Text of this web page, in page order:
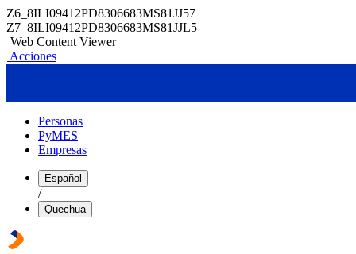
Z6_8ILI09412PD8306683MS81JJ57
Z7_8ILI09412PD8306683MS81JJL5
Web Content Viewer
Acciones
Personas
PyMES
Empresas
Español
/
Quechua